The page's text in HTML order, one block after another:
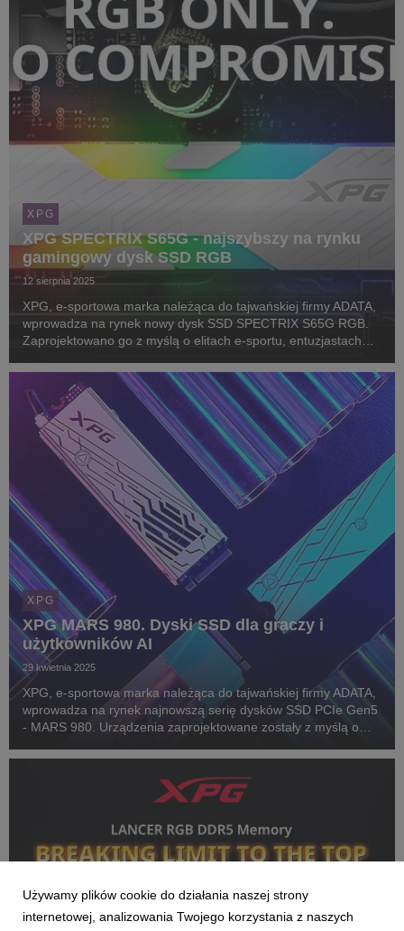
XPG
XPG SPECTRIX S65G - najszybszy na rynku
gamingowy dysk SSD RGB
12 sierpnia 2025
XPG, e-sportowa marka należąca do tajwańskiej firmy ADATA,
wprowadza na rynek nowy dysk SSD SPECTRIX S65G RGB.
Zaprojektowano go z myślą o elitach e-sportu, entuzjastach
rozszerzenie pamięci dla konsol PlayStation 5.
XPG
XPG MARS 980. Dyski SSD dla graczy i
użytkowników AI
29 kwietnia 2025
XPG, e-sportowa marka należąca do tajwańskiej firmy ADATA,
wprowadza na rynek najnowszą serię dysków SSD PCIe Gen5
- MARS 980. Urządzenia zaprojektowane zostały z myślą o
spełniają też rosnące wymagania aplikacji...
Używamy plików cookie do działania naszej strony
internetowej, analizowania Twojego korzystania z naszych